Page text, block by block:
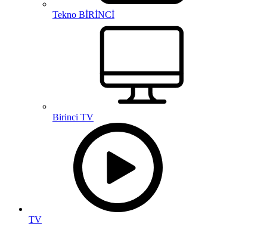
Tekno BİRİNCİ
Birinci TV
TV